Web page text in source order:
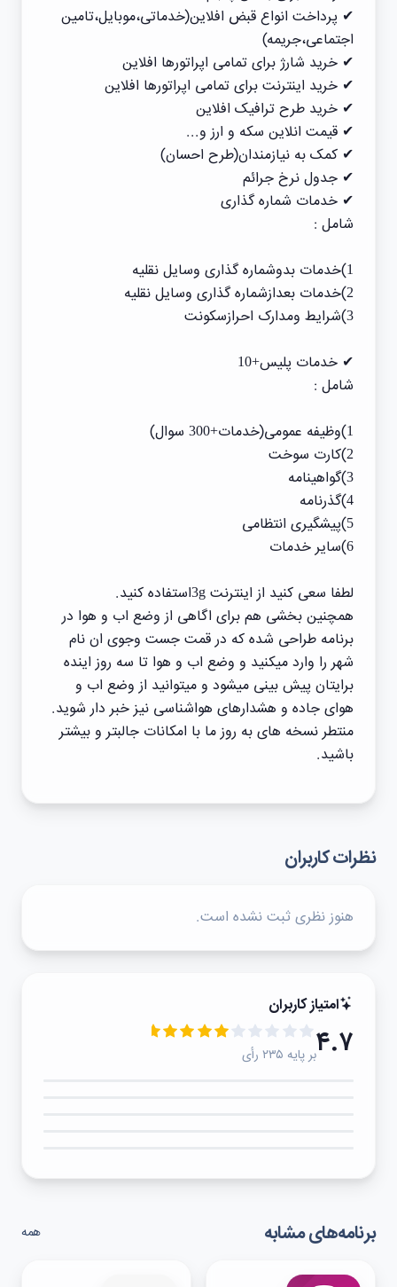
✔ پرداخت انواع قبض افلاین(خدماتی،موبایل،تامین
اجتماعی،جریمه)
✔ خرید شارژ برای تمامی اپراتورها افلاین
✔ خرید اینترنت برای تمامی اپراتورها افلاین
✔ خرید طرح ترافیک افلاین
✔ قیمت انلاین سکه و ارز و...
✔ کمک به نیازمندان(طرح احسان)
✔ جدول نرخ جرائم
✔ خدمات شماره گذاری
شامل :
1)خدمات بدوشماره گذاری وسایل نقلیه
2)خدمات بعدازشماره گذاری وسایل نقلیه
3)شرایط ومدارک احرازسکونت
✔ خدمات پلیس+10
شامل :
1)وظیفه عمومی(خدمات+300 سوال)
2)کارت سوخت
3)گواهینامه
4)گذرنامه
5)پیشگیری انتظامی
6)سایر خدمات
لطفا سعی کنید از اینترنت 3gاستفاده کنید.
همچنین بخشی هم برای اگاهی از وضع اب و هوا در
برنامه طراحی شده که در قمت جست وجوی ان نام
شهر را وارد میکنید و وضع اب و هوا تا سه روز اینده
برایتان پیش بینی میشود و میتوانید از وضع اب و
هوای جاده و هشدارهای هواشناسی نیز خبر دار شوید.
منتطر نسخه های به روز ما با امکانات جالبتر و بیشتر
باشید.
نظرات کاربران
هنوز نظری ثبت نشده است.
امتیاز کاربران
۴.۷بر پایه ۲۳۵ رأی
برنامه‌های مشابه همه